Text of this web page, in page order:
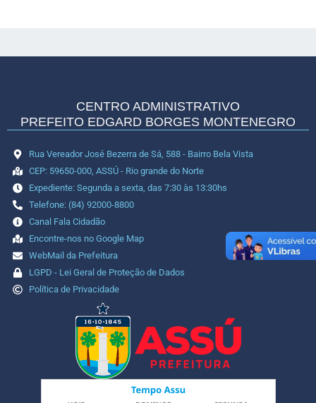
CENTRO ADMINISTRATIVO
PREFEITO EDGARD BORGES MONTENEGRO
Rua Vereador José Bezerra de Sá, 588 - Bairro Bela Vista
CEP: 59650-000, ASSÚ - Rio grande do Norte
Expediente: Segunda a sexta, das 7:30 às 13:30hs
Telefone: (84) 92000-8800
Canal Fala Cidadão
Encontre-nos no Google Map
WebMail da Prefeitura
LGPD - Lei Geral de Proteção de Dados
Política de Privacidade